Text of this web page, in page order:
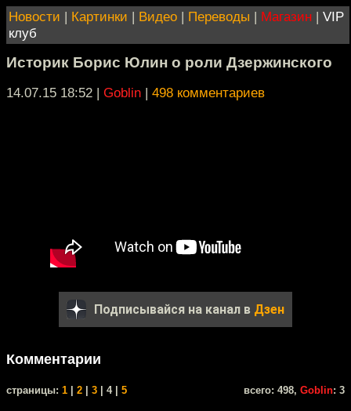
Новости | Картинки | Видео | Переводы | Магазин | VIP
клуб
Историк Борис Юлин о роли Дзержинского
14.07.15 18:52 | Goblin | 498 комментариев
Подписывайся на канал в Дзен
Комментарии
cтраницы: 1 2 3 | 4 | 5 всего: 498, Goblin: 3